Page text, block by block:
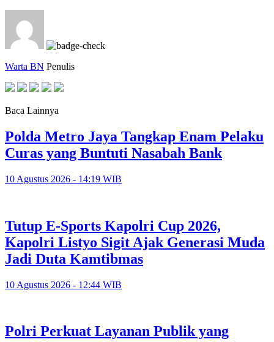
Warta BN Penulis
Baca Lainnya
Polda Metro Jaya Tangkap Enam Pelaku
Curas yang Buntuti Nasabah Bank
10 Agustus 2026 - 14:19 WIB
Tutup E-Sports Kapolri Cup 2026,
Kapolri Listyo Sigit Ajak Generasi Muda
Jadi Duta Kamtibmas
10 Agustus 2026 - 12:44 WIB
Polri Perkuat Layanan Publik yang